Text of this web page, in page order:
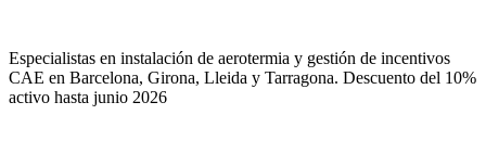
Especialistas en instalación de aerotermia y gestión de incentivos
CAE en Barcelona, Girona, Lleida y Tarragona. Descuento del 10%
activo hasta junio 2026